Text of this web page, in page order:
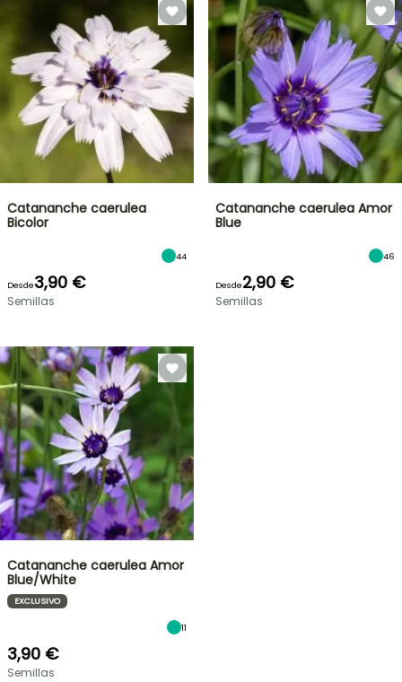
Catananche caerulea
Bicolor
44
Desde3,90 €
Semillas
Catananche caerulea Amor
Blue
46
Desde2,90 €
Semillas
Catananche caerulea Amor
Blue/White
EXCLUSIVO
11
3,90 €
Semillas